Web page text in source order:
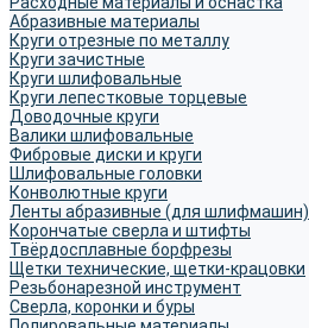
Абразивные материалы
Круги отрезные по металлу
Круги зачистные
Круги шлифовальные
Круги лепестковые торцевые
Доводочные круги
Валики шлифовальные
Фибровые диски и круги
Шлифовальные головки
Конволютные круги
Ленты абразивные (для шлифмашин)
Корончатые сверла и штифты
Твёрдосплавные борфрезы
Щетки технические, щетки-крацовки
Резьбонарезной инструмент
Сверла, коронки и буры